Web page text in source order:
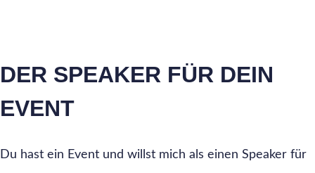
DER SPEAKER FÜR DEIN
EVENT
Du hast ein Event und willst mich als einen Speaker für